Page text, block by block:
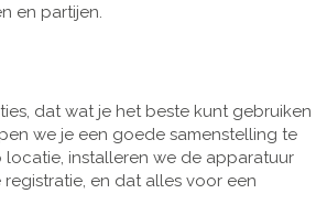
en partijen.
dat wat je het beste kunt gebruiken
we je een goede samenstelling te
installeren we de apparatuur
en dat alles voor een